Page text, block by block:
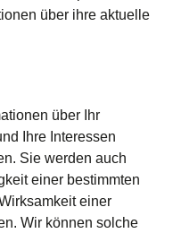
über ihre aktuelle
über Ihr
Ihre Interessen
Sie werden auch
einer bestimmten
einer
Wir können solche